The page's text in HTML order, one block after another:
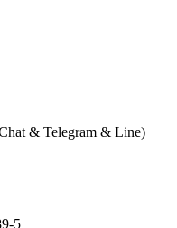
& Telegram & Line)